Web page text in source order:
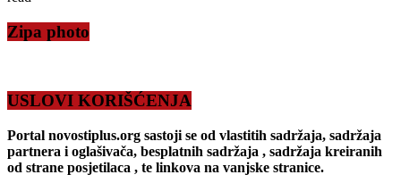
Zipa photo
USLOVI KORIŠĆENJA
Portal novostiplus.org sastoji se od vlastitih sadržaja, sadržaja
partnera i oglašivača, besplatnih sadržaja , sadržaja kreiranih
od strane posjetilaca , te linkova na vanjske stranice.